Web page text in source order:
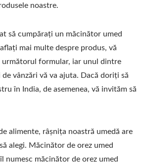
noastre.
să cumpărați un măcinător umed
mai multe despre produs, vă
următorul formular, iar unul dintre
vânzări vă va ajuta. Dacă doriți să
în India, de asemenea, vă invităm să
alimente, râșnița noastră umedă are
alegi. Măcinător de orez umed
numesc măcinător de orez umed